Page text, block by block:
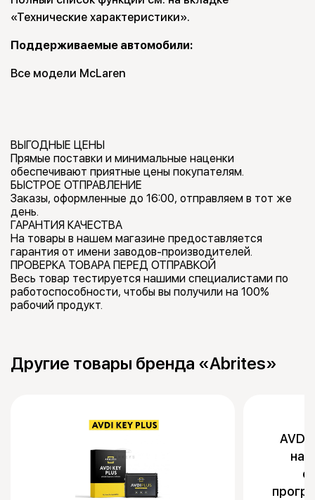
«Технические характеристики».
Поддерживаемые автомобили:
Все модели McLaren
ВЫГОДНЫЕ ЦЕНЫ
Прямые поставки и минимальные наценки
обеспечивают приятные цены покупателям.
БЫСТРОЕ ОТПРАВЛЕНИЕ
Заказы, оформленные до 16:00, отправляем в тот же
день.
ГАРАНТИЯ КАЧЕСТВА
На товары в нашем магазине предоставляется
гарантия от имени заводов-производителей.
ПРОВЕРКА ТОВАРА ПЕРЕД ОТПРАВКОЙ
Весь товар тестируется нашими специалистами по
работоспособности, чтобы вы получили на 100%
рабочий продукт.
Другие товары бренда «Abrites»
AVDI